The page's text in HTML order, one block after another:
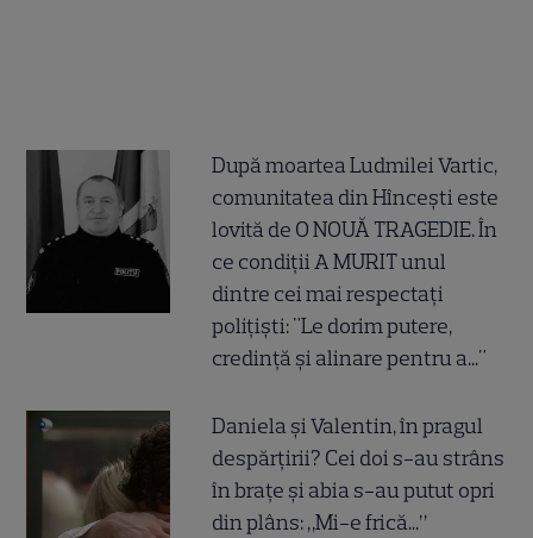
După moartea Ludmilei Vartic,
comunitatea din Hîncești este
lovită de O NOUĂ TRAGEDIE. În
ce condiții A MURIT unul
dintre cei mai respectați
polițiști: "Le dorim putere,
credință și alinare pentru a..."
Daniela și Valentin, în pragul
despărțirii? Cei doi s-au strâns
în brațe și abia s-au putut opri
din plâns: „Mi-e frică...”